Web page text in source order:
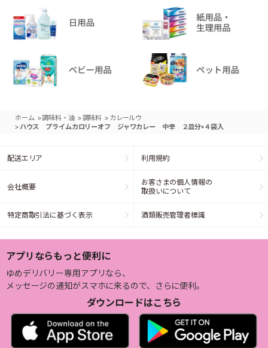
ホーム >調味料・油 >調味料 > カレールウ
> ハウス プライムカロリーオフ ジャワカレー 中辛 ２皿分×４袋入
配送エリア 利用規約
会社概要
お客さまの個人情報の
取扱いについて
特定商取引法に基づく表示 酒類販売管理者標識
アプリならもっと便利に
ゆめデリバリー専用アプリなら、
メッセージの通知がスマホに来るので、さらに便利。
ダウンロードはこちら